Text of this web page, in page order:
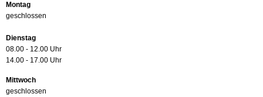
Montag
geschlossen
Dienstag
08.00 - 12.00 Uhr
14.00 - 17.00 Uhr
Mittwoch
geschlossen